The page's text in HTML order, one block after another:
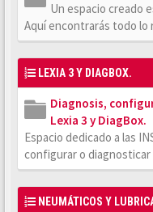
Un espacio creado
Aquí encontrarás todo lo
LEXIA 3 Y DIAGBOX.
Diagnosis,
Lexia 3 y DiagBox.
Espacio dedicado a las
configurar o diagnosticar
NEUMÁTICOS Y